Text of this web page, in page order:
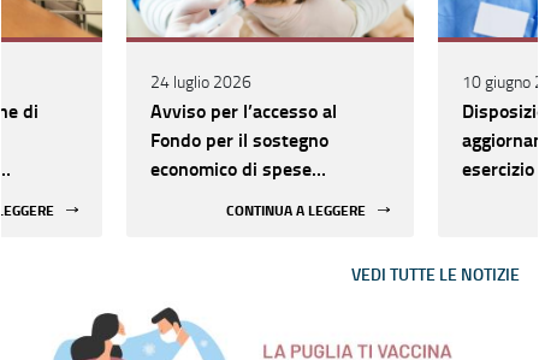
di
24 luglio 2026
Avviso per l’accesso al
Fondo per il sostegno
economico di spese
CONTINUA A LEGGERE
10 giugno
VEDI TUTTE LE NOTIZIE